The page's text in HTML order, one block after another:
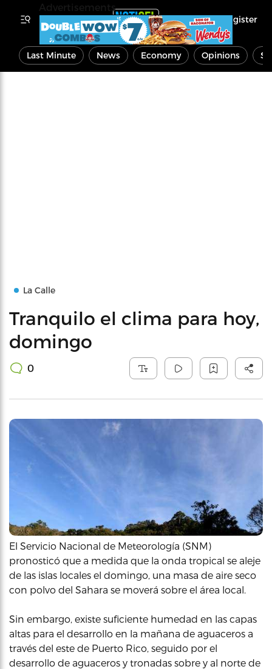
Register
Last Minute News Economy Opinions
La Calle
Tranquilo el clima para hoy,
domingo
0
El Servicio Nacional de Meteorología (SNM)
pronosticó que a medida que la onda tropical se aleje
de las islas locales el domingo, una masa de aire seco
con polvo del Sahara se moverá sobre el área local.
Sin embargo, existe suficiente humedad en las capas
altas para el desarrollo en la mañana de aguaceros a
través del este de Puerto Rico, seguido por el
desarrollo de aguaceros y tronadas sobre y al norte de
Advertisements